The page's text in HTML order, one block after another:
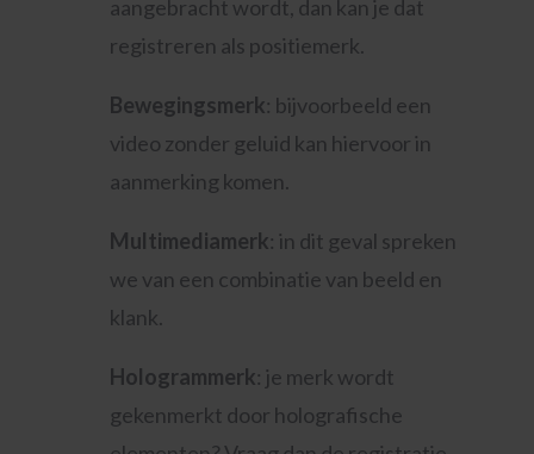
aangebracht wordt, dan kan je dat
registreren als positiemerk.
Bewegingsmerk: bijvoorbeeld een
video zonder geluid kan hiervoor in
aanmerking komen.
Multimediamerk: in dit geval spreken
we van een combinatie van beeld en
klank.
Hologrammerk: je merk wordt
gekenmerkt door holografische